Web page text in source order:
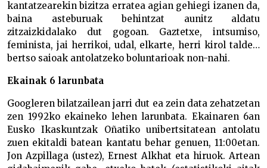
kantatzearekin bizitza erratea agian gehiegi izanen da,
baina asteburuak behintzat aunitz aldatu
zitzaizkidalako dut gogoan. Gaztetxe, intsumiso,
feminista, jai herrikoi, udal, elkarte, herri kirol talde…
bertso saioak antolatzeko boluntarioak non-nahi.
Ekainak 6 larunbata
Googleren bilatzailean jarri dut ea zein data zehatzetan
zen 1992ko ekaineko lehen larunbata. Ekainaren 6an
Eusko Ikaskuntzak Oñatiko unibertsitatean antolatu
zuen ekitaldi batean kantatu behar genuen, 11:00etan.
Jon Azpillaga (ustez), Ernest Alkhat eta hiruok. Artean